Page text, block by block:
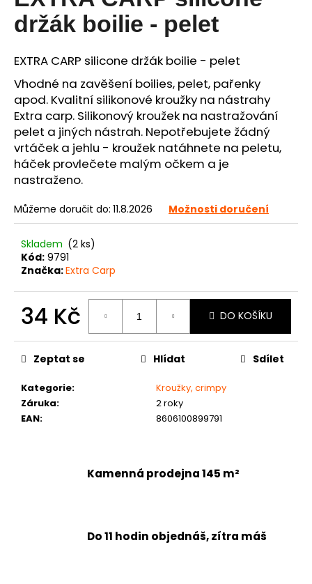
0,0
z
hvězdiček.
držák boilie - pelet
EXTRA CARP silicone držák boilie - pelet
Vhodné na zavěšení boilies, pelet, pařenky
apod. Kvalitní silikonové kroužky na nástrahy
Extra carp. Silikonový kroužek na nastražování
pelet a jiných nástrah. Nepotřebujete žádný
vrtáček a jehlu - kroužek natáhnete na peletu,
háček provlečete malým očkem a je
nastraženo.
Můžeme doručit do: 11.8.2026 Možnosti doručení
Skladem (2 ks)
Kód: 9791
Značka:Extra Carp
34 Kč
cena:
DO KOŠÍKU
Kategorie:
Kroužky, crimpy
Záruka:
2 roky
EAN: 8606100899791
Zeptat se Hlídat Sdílet
Kamenná prodejna 145 m²
Do 11 hodin objednáš, zítra máš
a
j
í
?
HLEDAT
D
o
p
o
j